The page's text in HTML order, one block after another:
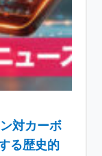
対カーボ
る歴史的